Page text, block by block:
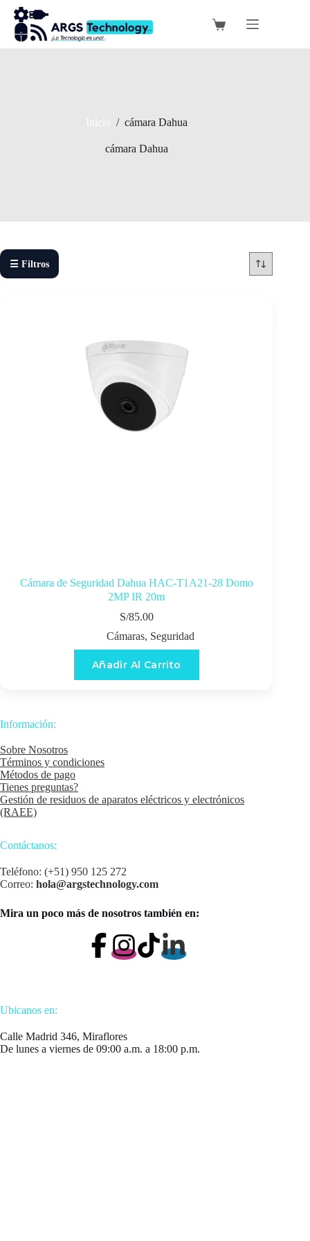
Saltar
contenido
Carro
/ cámara Dahua
cámara Dahua
☰ Filtros
Cámara de Seguridad Dahua HAC-T1A21-28 Domo
2MP IR 20m
S/85.00
Cámaras, Seguridad
Añadir Al Carrito
Información:
Sobre Nosotros
Términos y condiciones
Métodos de pago
Tienes preguntas?
Gestión de residuos de aparatos eléctricos y electrónicos
(RAEE)
Contáctanos:
Teléfono: (+51) 950 125 272
Correo: hola@argstechnology.com
Mira un poco más de nosotros también en:
Ubicanos en:
Calle Madrid 346, Miraflores
De lunes a viernes de 09:00 a.m. a 18:00 p.m.